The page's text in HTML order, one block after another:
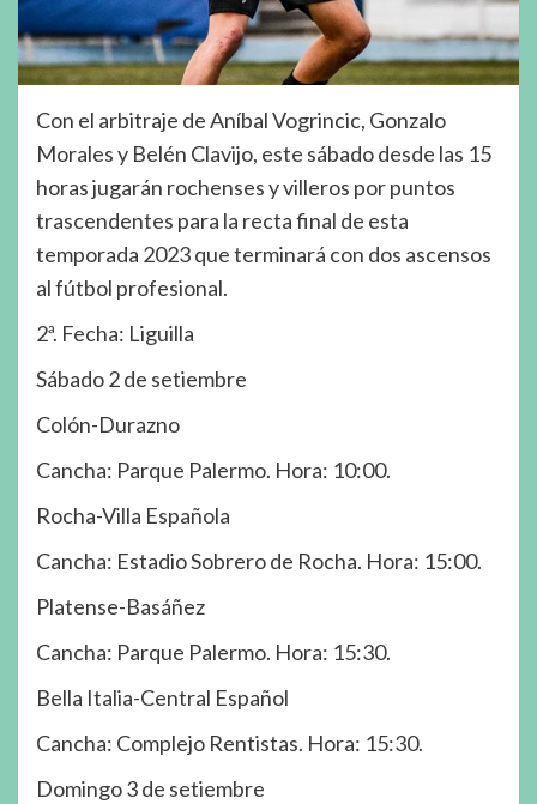
Con el arbitraje de Aníbal Vogrincic, Gonzalo
Morales y Belén Clavijo, este sábado desde las 15
horas jugarán rochenses y villeros por puntos
trascendentes para la recta final de esta
temporada 2023 que terminará con dos ascensos
al fútbol profesional.
2ª. Fecha: Liguilla
Sábado 2 de setiembre
Colón-Durazno
Cancha: Parque Palermo. Hora: 10:00.
Rocha-Villa Española
Cancha: Estadio Sobrero de Rocha. Hora: 15:00.
Platense-Basáñez
Cancha: Parque Palermo. Hora: 15:30.
Bella Italia-Central Español
Cancha: Complejo Rentistas. Hora: 15:30.
Domingo 3 de setiembre